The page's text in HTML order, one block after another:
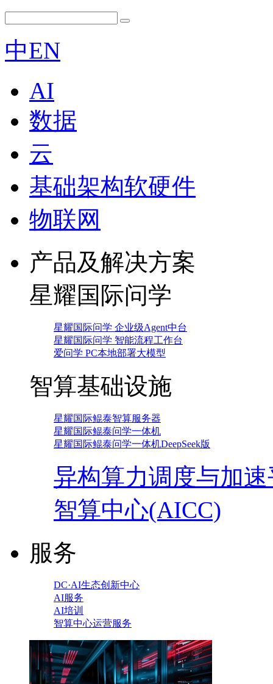
中EN
AI
数据
云
基础架构软硬件
物联网
产品及解决方案
星耀国际问学
星耀国际问学 企业级Agent中台
星耀国际问学 智能流程工作台
爱问学 PC本地部署大模型
智算基础设施
星耀国际鲲泰智算服务器
星耀国际鲲泰问学一体机
星耀国际鲲泰问学一体机DeepSeek版
异构算力调度与加
智算中心(AICC)
服务
DC·AI生态创新中心
AI服务
AI培训
智算中心运营服务